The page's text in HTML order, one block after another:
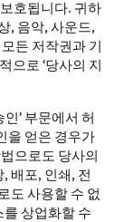
호됩니다. 귀하
, 음악, 사운드,
든 저작권과 기
으로 ‘당사의 지
’ 부문에서 허
을 얻은 경우가
으로도 당사의
배포, 인쇄, 전
도 사용할 수 없
상업화할 수